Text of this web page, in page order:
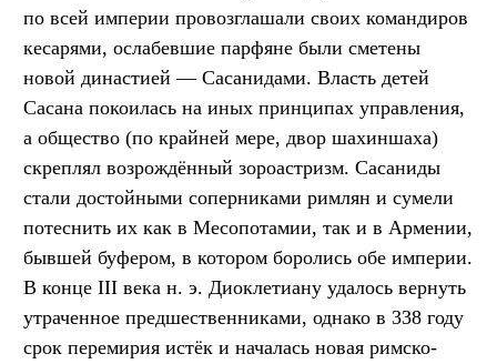
по всей империи провозглашали своих командиров
кесарями, ослабевшие парфяне были сметены
новой династией — Сасанидами. Власть детей
Сасана покоилась на иных принципах управления,
а общество (по крайней мере, двор шахиншаха)
скреплял возрождённый зороастризм. Сасаниды
стали достойными соперниками римлян и сумели
потеснить их как в Месопотамии, так и в Армении,
бывшей буфером, в котором боролись обе империи.
В конце III века н. э. Диоклетиану удалось вернуть
утраченное предшественниками, однако в 338 году
срок перемирия истёк и началась новая римско-